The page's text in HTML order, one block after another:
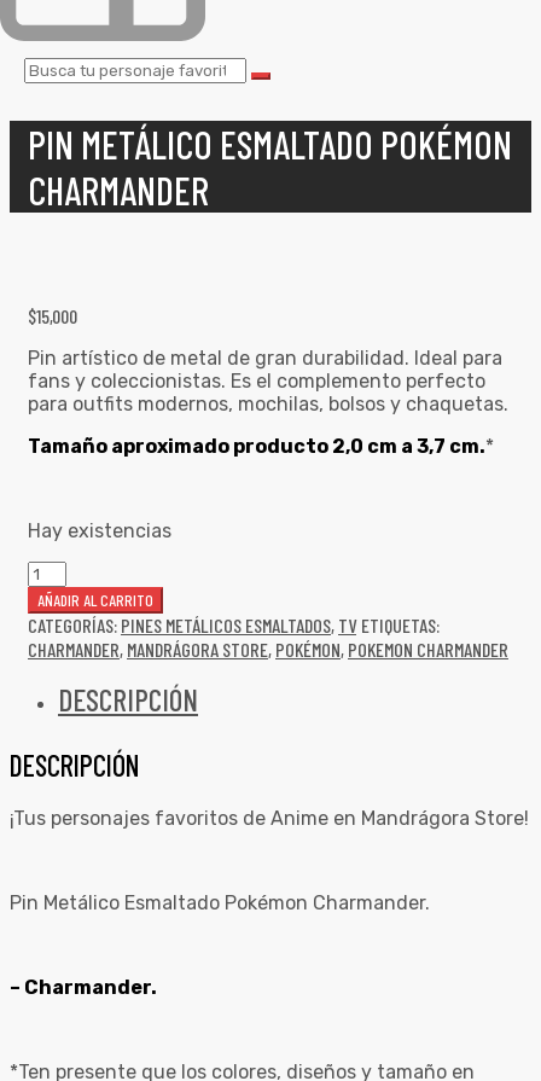
PIN METÁLICO ESMALTADO POKÉMON
CHARMANDER
$15,000
Pin artístico de metal de gran durabilidad. Ideal para
fans y coleccionistas. Es el complemento perfecto
para outfits modernos, mochilas, bolsos y chaquetas.
Tamaño aproximado producto 2,0 cm a 3,7 cm.*
Hay existencias
AÑADIR AL CARRITO
CATEGORÍAS: PINES METÁLICOS ESMALTADOS, TV ETIQUETAS:
CHARMANDER, MANDRÁGORA STORE, POKÉMON, POKEMON CHARMANDER
DESCRIPCIÓN
DESCRIPCIÓN
¡Tus personajes favoritos de Anime en Mandrágora Store!
Pin Metálico Esmaltado Pokémon Charmander.
– Charmander.
*Ten presente que los colores, diseños y tamaño en